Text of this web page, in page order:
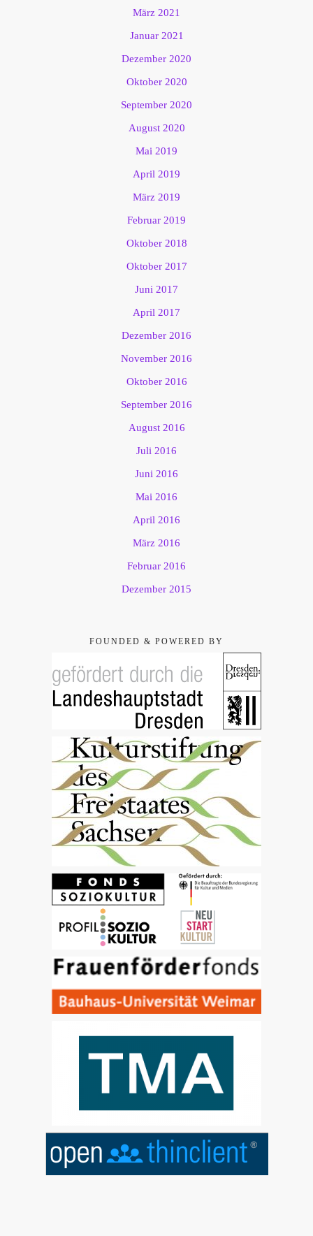
März 2021
Januar 2021
Dezember 2020
Oktober 2020
September 2020
August 2020
Mai 2019
April 2019
März 2019
Februar 2019
Oktober 2018
Oktober 2017
Juni 2017
April 2017
Dezember 2016
November 2016
Oktober 2016
September 2016
August 2016
Juli 2016
Juni 2016
Mai 2016
April 2016
März 2016
Februar 2016
Dezember 2015
FOUNDED & POWERED BY